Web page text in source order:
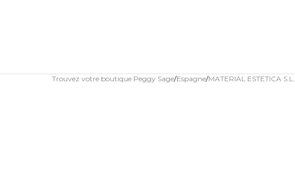
Trouvez votre boutique Peggy Sage Espagne MATERIAL ESTETICA S.L.